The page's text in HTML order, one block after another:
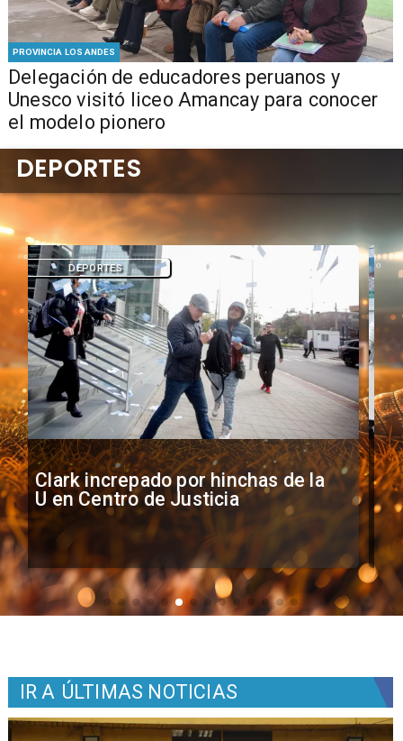
PROVINCIA LOS ANDES
Delegación de educadores peruanos y
Unesco visitó liceo Amancay para conocer
el modelo pionero
Vozinha firma contrato con Colo
Colo como nuevo arquero
DEPORTES
DEPORTES
IR A ÚLTIMAS NOTICIAS